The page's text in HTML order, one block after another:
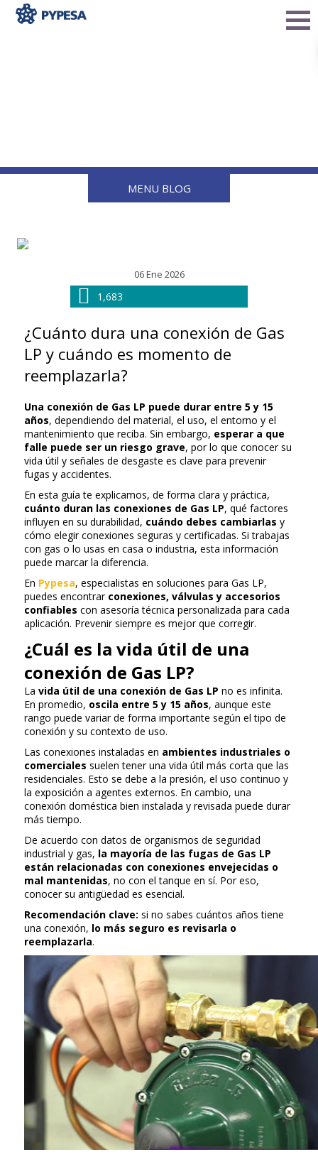
MENU BLOG
06 Ene 2026
1,683
¿Cuánto dura una conexión de Gas
LP y cuándo es momento de
reemplazarla?
Una conexión de Gas LP puede durar entre 5 y 15
años, dependiendo del material, el uso, el entorno y el
mantenimiento que reciba. Sin embargo, esperar a que
falle puede ser un riesgo grave, por lo que conocer su
vida útil y señales de desgaste es clave para prevenir
fugas y accidentes.
En esta guía te explicamos, de forma clara y práctica,
cuánto duran las conexiones de Gas LP, qué factores
influyen en su durabilidad, cuándo debes cambiarlas y
cómo elegir conexiones seguras y certificadas. Si trabajas
con gas o lo usas en casa o industria, esta información
puede marcar la diferencia.
En Pypesa, especialistas en soluciones para Gas LP,
puedes encontrar conexiones, válvulas y accesorios
confiables con asesoría técnica personalizada para cada
aplicación. Prevenir siempre es mejor que corregir.
¿Cuál es la vida útil de una
conexión de Gas LP?
La vida útil de una conexión de Gas LP no es infinita.
En promedio, oscila entre 5 y 15 años, aunque este
rango puede variar de forma importante según el tipo de
conexión y su contexto de uso.
Las conexiones instaladas en ambientes industriales o
comerciales suelen tener una vida útil más corta que las
residenciales. Esto se debe a la presión, el uso continuo y
la exposición a agentes externos. En cambio, una
conexión doméstica bien instalada y revisada puede durar
más tiempo.
De acuerdo con datos de organismos de seguridad
industrial y gas, la mayoría de las fugas de Gas LP
están relacionadas con conexiones envejecidas o
mal mantenidas, no con el tanque en sí. Por eso,
conocer su antigüedad es esencial.
Recomendación clave: si no sabes cuántos años tiene
una conexión, lo más seguro es revisarla o
reemplazarla.